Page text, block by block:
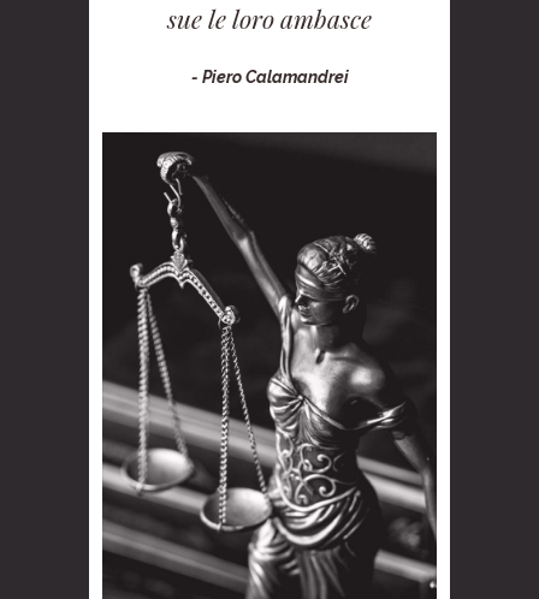
sue le loro ambasce
- Piero Calamandrei